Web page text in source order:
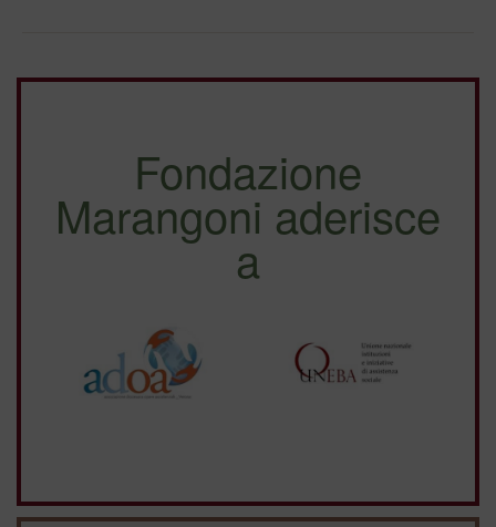
Fondazione
Marangoni aderisce
a